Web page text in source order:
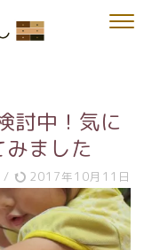
討中！気に
ました
/ 2017年10月11日